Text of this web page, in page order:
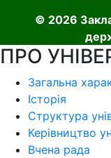
© 2026
ПРО
Загальна
Історія
Структура
Керівництво
Вчена рада